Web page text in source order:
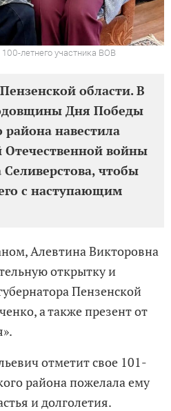
летнего участника ВОВ
области. В
Дня Победы
навестила
Отечественной войны
чтобы
с наступающим
Алевтина Викторовна
открытку и
Пензенской
а также презент от
отметит свое 101-
района пожелала ему
и долголетия.